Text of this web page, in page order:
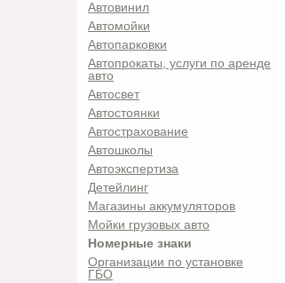
Автовинил
Автомойки
Автопарковки
Автопрокаты, услуги по аренде
авто
Автосвет
Автостоянки
Автострахование
Автошколы
Автоэкспертиза
Детейлинг
Магазины аккумуляторов
Мойки грузовых авто
Номерные знаки
Организации по установке
ГБО